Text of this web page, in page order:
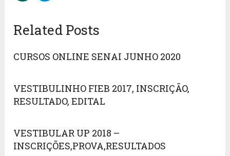
Related Posts
CURSOS ONLINE SENAI JUNHO 2020
VESTIBULINHO FIEB 2017, INSCRIÇÃO,
RESULTADO, EDITAL
VESTIBULAR UP 2018 –
INSCRIÇÕES,PROVA,RESULTADOS